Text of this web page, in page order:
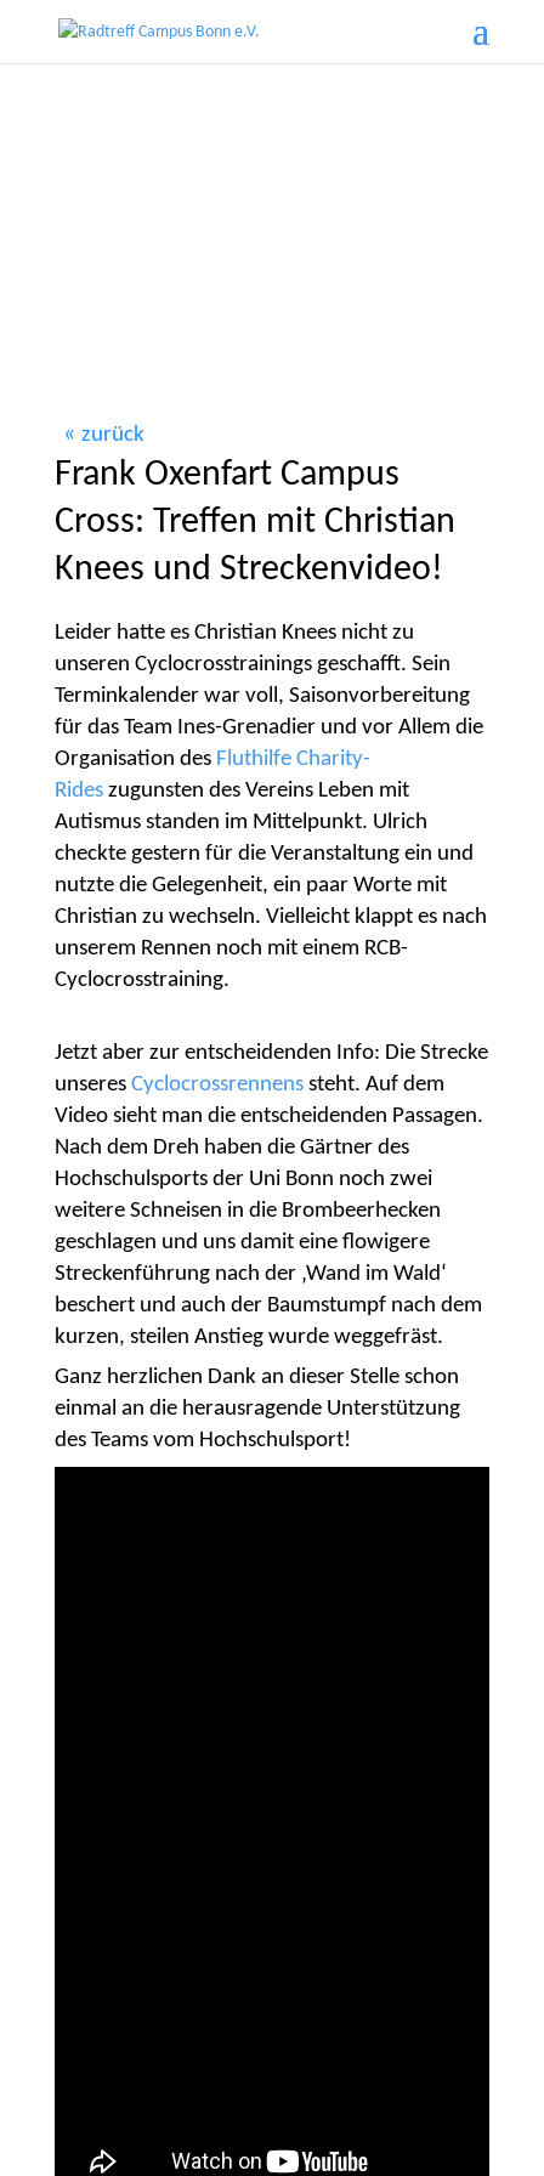
zurück
Frank Oxenfart Campus
Cross: Treffen mit Christian
Knees und Streckenvideo!
Leider hatte es Christian Knees nicht zu
unseren Cyclocrosstrainings geschafft. Sein
Terminkalender war voll, Saisonvorbereitung
für das Team Ines-Grenadier und vor Allem die
Organisation des Fluthilfe Charity-
Rideszugunsten des Vereins Leben mit
Autismus standen im Mittelpunkt. Ulrich
checkte gestern für die Veranstaltung ein und
nutzte die Gelegenheit, ein paar Worte mit
Christian zu wechseln. Vielleicht klappt es nach
unserem Rennen noch mit einem RCB-
Cyclocrosstraining.
Jetzt aber zur entscheidenden Info: Die Strecke
unseres Cyclocrossrennens steht. Auf dem
Video sieht man die entscheidenden Passagen.
Nach dem Dreh haben die Gärtner des
Hochschulsports der Uni Bonn noch zwei
weitere Schneisen in die Brombeerhecken
geschlagen und uns damit eine flowigere
Streckenführung nach der ‚Wand im Wald‘
beschert und auch der Baumstumpf nach dem
kurzen, steilen Anstieg wurde weggefräst.
Ganz herzlichen Dank an dieser Stelle schon
einmal an die herausragende Unterstützung
des Teams vom Hochschulsport!